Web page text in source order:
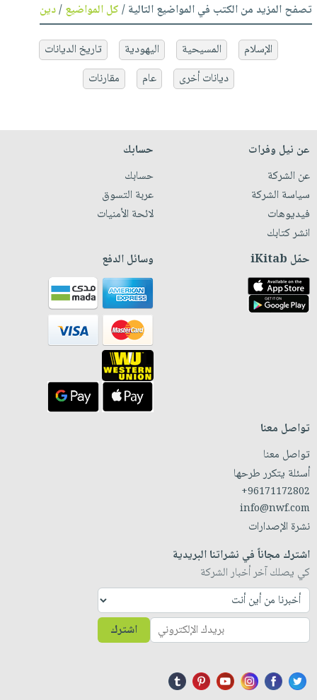
تصفح المزيد من الكتب في المواضيع التالية /كل المواضيع/دين
الإسلام المسيحية اليهودية
تاريخ الديانات
ديانات أخرى
عام مقارنات
عن نيل وفرات
عن الشركة
سياسة الشركة
فيديوهات
انشر كتابك
حسابك
حسابك
عربة التسوق
لائحة الأمنيات
حمّل iKitab وسائل الدفع
تواصل معنا
تواصل معنا
أسئلة يتكرر طرحها
+96171172802
info@nwf.com
نشرة الإصدارات
اشترك مجاناً في نشراتنا البريدية
كي يصلك آخر أخبار الشركة
اشترك